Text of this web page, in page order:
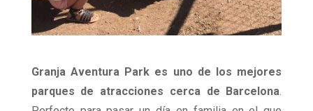
Granja Aventura Park es uno de los mejores
parques de atracciones cerca de Barcelona.